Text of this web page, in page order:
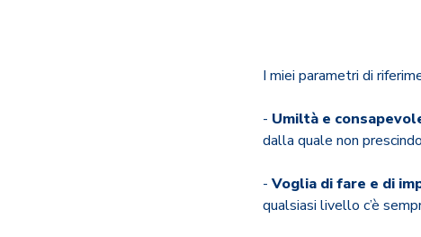
I miei parametri di
- Umiltà e
dalla quale non
- Voglia di fare e di
qualsiasi livello c’è